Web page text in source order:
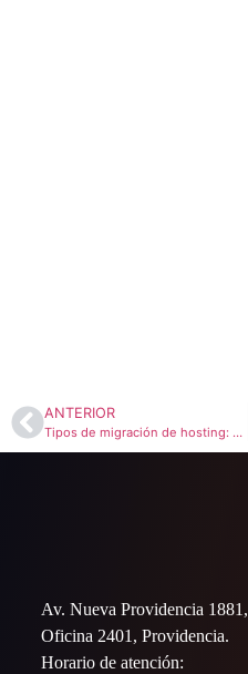
ANTERIOR
Tipos de migración de hosting: ¿cuál necesita tu sitio web?
Av. Nueva Providencia 1881,
Oficina 2401, Providencia.
Horario de atención: